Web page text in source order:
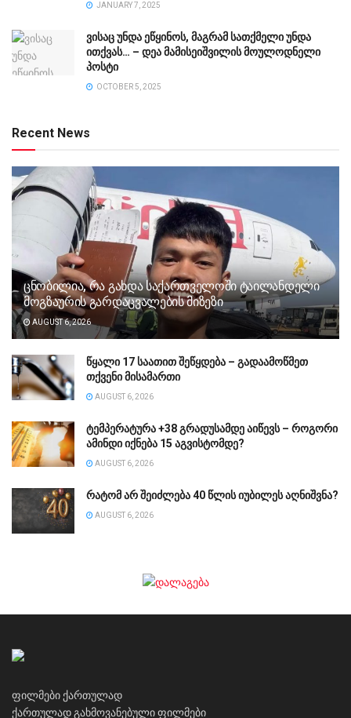
JANUARY 7, 2025
ვისაც უნდა ეწყინოს, მაგრამ სათქმელი უნდა
ითქვას… – დეა მამისეიშვილის მოულოდნელი
პოსტი
OCTOBER 5, 2025
Recent News
ცნობილია, რა გახდა საქართველოში ტაილანდელი
მოგზაურის გარდაცვალების მიზეზი
AUGUST 6, 2026
წყალი 17 საათით შეწყდება – გადაამოწმეთ
თქვენი მისამართი
AUGUST 6, 2026
ტემპერატურა +38 გრადუსამდე აიწევს – როგორი
ამინდი იქნება 15 აგვისტომდე?
AUGUST 6, 2026
რატომ არ შეიძლება 40 წლის იუბილეს აღნიშვნა?
AUGUST 6, 2026
ფილმები ქართულად
ქართულად გახმოვანებული ფილმები